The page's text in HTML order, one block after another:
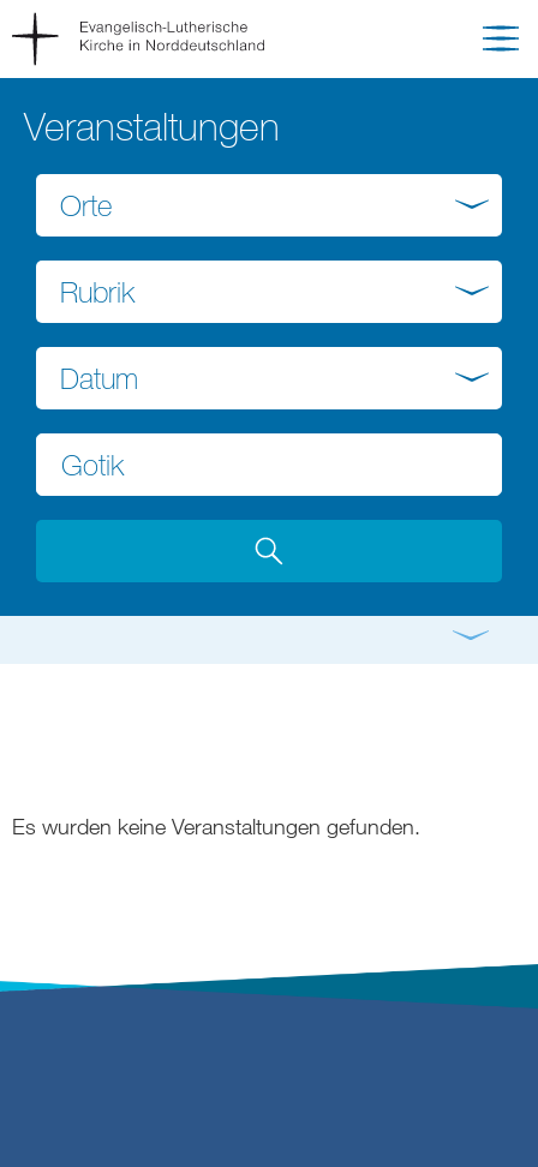
Veranstaltungen
Orte
Rubrik
Datum
Es wurden keine Veranstaltungen gefunden.